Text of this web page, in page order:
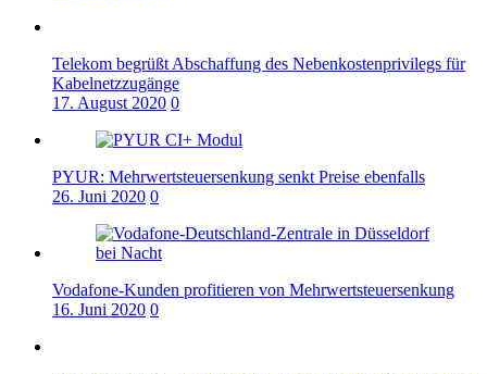
Telekom begrüßt Abschaffung des Nebenkostenprivilegs für
Kabelnetzzugänge
17. August 2020 0
PYUR: Mehrwertsteuersenkung senkt Preise ebenfalls
26. Juni 2020 0
Vodafone-Kunden profitieren von Mehrwertsteuersenkung
16. Juni 2020 0